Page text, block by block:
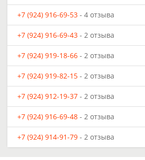
+7 (924) 916-69-53 - 4 отзыва
+7 (924) 916-69-43 - 2 отзыва
+7 (924) 919-18-66 - 2 отзыва
+7 (924) 919-82-15 - 2 отзыва
+7 (924) 912-19-37 - 2 отзыва
+7 (924) 916-69-48 - 2 отзыва
+7 (924) 914-91-79 - 2 отзыва